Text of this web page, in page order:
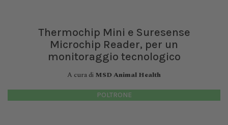
Thermochip Mini e Suresense
Microchip Reader, per un
monitoraggio tecnologico
A cura di MSD Animal Health
POLTRONE